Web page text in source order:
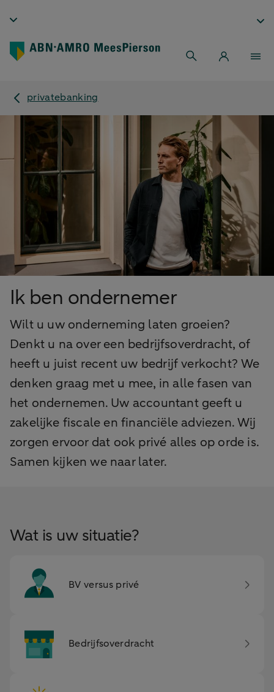
privatebanking
Ik ben ondernemer
Wilt u uw onderneming laten groeien?
Denkt u na over een bedrijfsoverdracht, of
heeft u juist recent uw bedrijf verkocht? We
denken graag met u mee, in alle fasen van
het ondernemen. Uw accountant geeft u
zakelijke fiscale en financiële adviezen. Wij
zorgen ervoor dat ook privé alles op orde is.
Samen kijken we naar later.
Wat is uw situatie?
BV versus privé
Bedrijfsoverdracht